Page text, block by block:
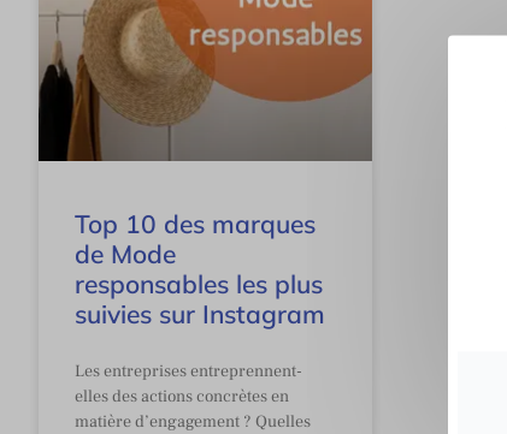
Top 10 des marques
de Mode
responsables les plus
suivies sur Instagram
Les entreprises entreprennent-
elles des actions concrètes en
matière d’engagement ? Quelles